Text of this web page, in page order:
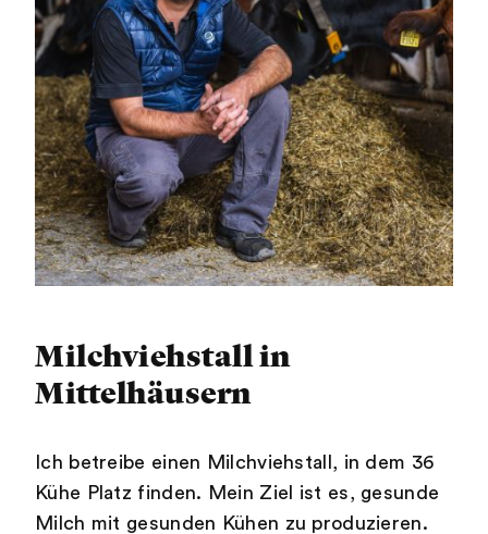
Milchviehstall in
Mittelhäusern
Ich betreibe einen Milchviehstall, in dem 36
Kühe Platz finden. Mein Ziel ist es, gesunde
Milch mit gesunden Kühen zu produzieren.